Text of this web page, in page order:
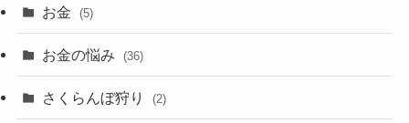
お金 (5)
お金の悩み (36)
さくらんぼ狩り (2)